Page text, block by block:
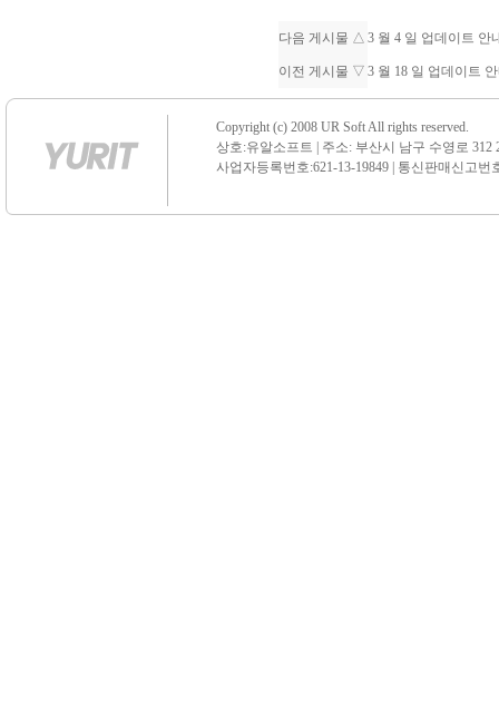
다음 게시물 △ 3 월 4 일 업데이트 안
이전 게시물 ▽ 3 월 18 일 업데이트
Copyright (c) 2008 UR Soft All rights reserved.
상호:유알소프트 | 주소: 부산시 남구 수영로 312
사업자등록번호:621-13-19849 | 통신판매신고번